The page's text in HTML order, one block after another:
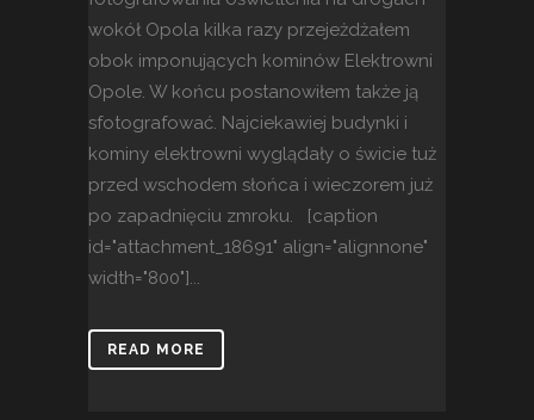
wokół Opola kilka razy przejeżdżałem
obok imponujących kominów Elektrowni
Opole. W końcu postanowiłem także ją
sfotografować. Najciekawiej budynki i
kominy elektrowni wyglądały o świcie tuż
przed wschodem słońca i wieczorem już
po zapadnięciu zmroku. [caption
id="attachment_18691" align="alignnone"
width="800"]...
READ MORE